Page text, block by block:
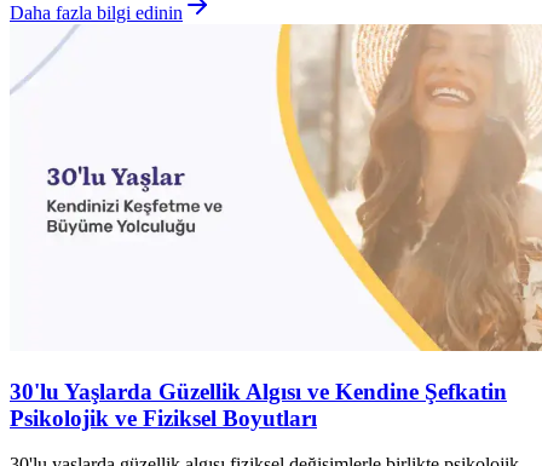
Daha fazla bilgi edinin
30'lu Yaşlarda Güzellik Algısı ve Kendine Şefkatin
Psikolojik ve Fiziksel Boyutları